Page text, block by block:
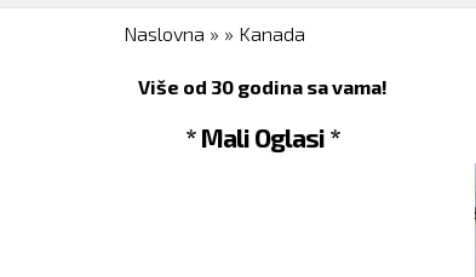
You are here
Naslovna » » Kanada
Više od 30 godina sa vama!
* Mali Oglasi *